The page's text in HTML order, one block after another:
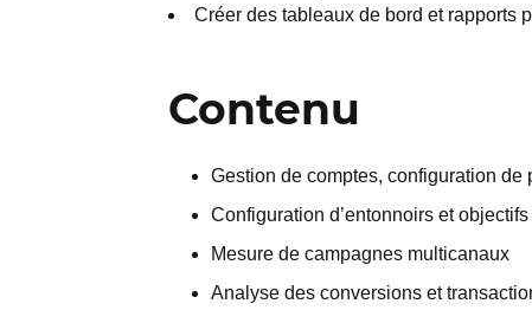
Créer des tableaux de bord et rapports
Contenu
Gestion de comptes, configuration de
Configuration d’entonnoirs et
Mesure de campagnes multicanaux
Analyse des conversions et